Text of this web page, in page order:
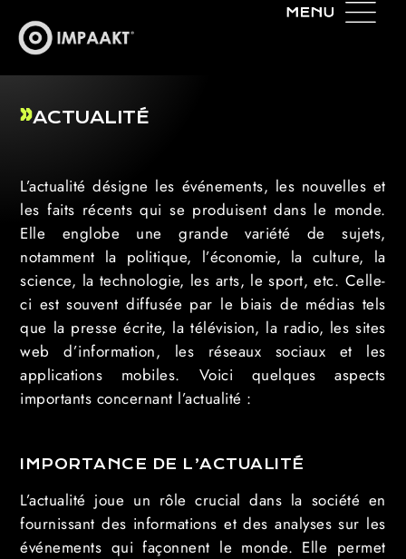
ACTUALITÉ
L’actualité désigne les événements, les nouvelles et
les faits récents qui se produisent dans le monde.
Elle englobe une grande variété de sujets,
notamment la politique, l’économie, la culture, la
science, la technologie, les arts, le sport, etc. Celle-
ci est souvent diffusée par le biais de médias tels
que la presse écrite, la télévision, la radio, les sites
web d’information, les réseaux sociaux et les
applications mobiles. Voici quelques aspects
importants concernant l’actualité :
IMPORTANCE DE L’ACTUALITÉ
L’actualité joue un rôle crucial dans la société en
fournissant des informations et des analyses sur les
événements qui façonnent le monde. Elle permet